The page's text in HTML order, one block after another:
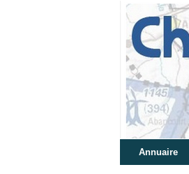
Annuaire